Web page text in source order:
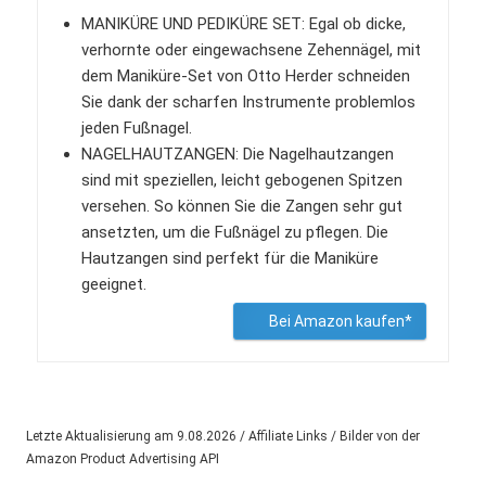
MANIKÜRE UND PEDIKÜRE SET: Egal ob dicke,
verhornte oder eingewachsene Zehennägel, mit
dem Maniküre-Set von Otto Herder schneiden
Sie dank der scharfen Instrumente problemlos
jeden Fußnagel.
NAGELHAUTZANGEN: Die Nagelhautzangen
sind mit speziellen, leicht gebogenen Spitzen
versehen. So können Sie die Zangen sehr gut
ansetzten, um die Fußnägel zu pflegen. Die
Hautzangen sind perfekt für die Maniküre
geeignet.
Bei Amazon kaufen*
Letzte Aktualisierung am 9.08.2026 / Affiliate Links / Bilder von der
Amazon Product Advertising API